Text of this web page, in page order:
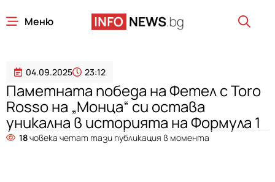
Меню
04.09.2025 23:12
Паметната победа на Фетел с Toro
Rosso на „Монца“ си остава
уникална в историята на Формула 1
18човека четат тази публикация в момента